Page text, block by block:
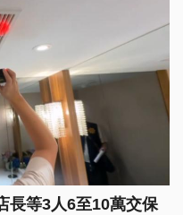
長等3人6至10萬交保